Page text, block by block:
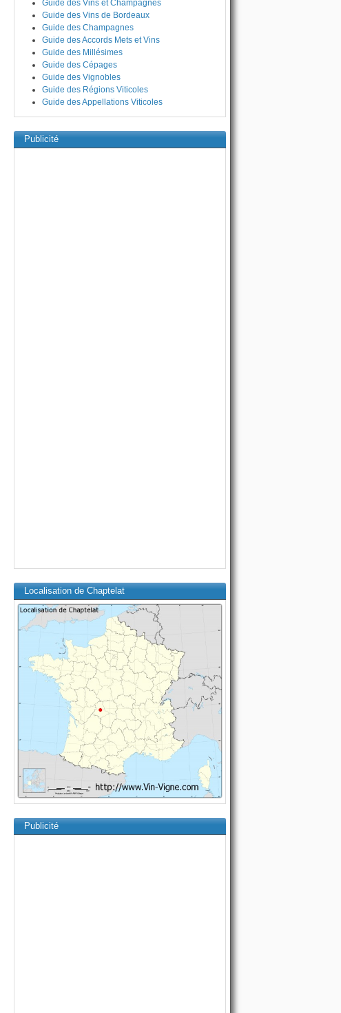
Guide des Vins et Champagnes
Guide des Vins de Bordeaux
Guide des Champagnes
Guide des Accords Mets et Vins
Guide des Millésimes
Guide des Cépages
Guide des Vignobles
Guide des Régions Viticoles
Guide des Appellations Viticoles
Publicité
Localisation de Chaptelat
Publicité